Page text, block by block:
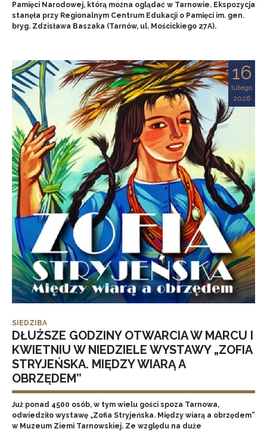
Pamięci Narodowej, którą można oglądać w Tarnowie. Ekspozycja
stanęła przy Regionalnym Centrum Edukacji o Pamięci im. gen.
bryg. Zdzisława Baszaka (Tarnów, ul. Mościckiego 27A).
16
lutego
2026
SIEDZIBA
DŁUŻSZE GODZINY OTWARCIA W MARCU I
KWIETNIU W NIEDZIELE WYSTAWY „ZOFIA
STRYJEŃSKA. MIĘDZY WIARĄ A
OBRZĘDEM”
Już ponad 4500 osób, w tym wielu gości spoza Tarnowa,
odwiedziło wystawę „Zofia Stryjeńska. Między wiarą a obrzędem”
w Muzeum Ziemi Tarnowskiej. Ze względu na duże